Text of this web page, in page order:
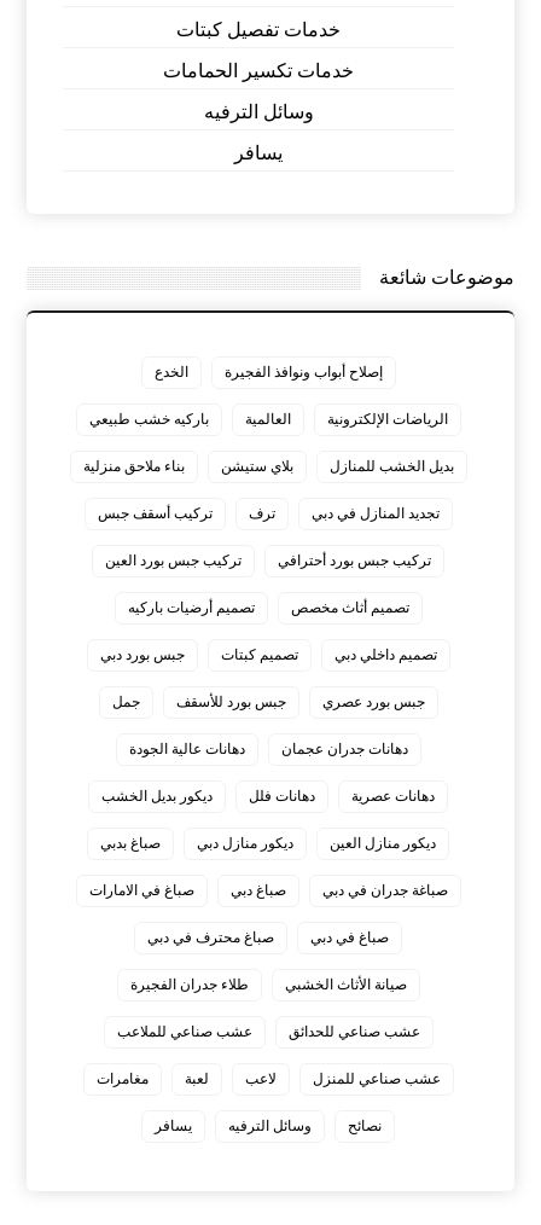
خدمات تفصيل كبتات
خدمات تكسير الحمامات
وسائل الترفيه
يسافر
موضوعات شائعة
إصلاح أبواب ونوافذ الفجيرة الخدع
الرياضات الإلكترونية العالمية باركيه خشب طبيعي
بديل الخشب للمنازل بلاي ستيشن بناء ملاحق منزلية
تجديد المنازل في دبي ترف تركيب أسقف جبس
تركيب جبس بورد أحترافي تركيب جبس بورد العين
تصميم أثاث مخصص تصميم أرضيات باركيه
تصميم داخلي دبي تصميم كبتات جبس بورد دبي
جبس بورد عصري جبس بورد للأسقف جمل
دهانات جدران عجمان دهانات عالية الجودة
دهانات عصرية دهانات فلل ديكور بديل الخشب
ديكور منازل العين ديكور منازل دبي صباغ بدبي
صباغة جدران في دبي صباغ دبي صباغ في الامارات
صباغ في دبي صباغ محترف في دبي
صيانة الأثاث الخشبي طلاء جدران الفجيرة
عشب صناعي للحدائق عشب صناعي للملاعب
عشب صناعي للمنزل لاعب لعبة مغامرات
نصائح وسائل الترفيه يسافر